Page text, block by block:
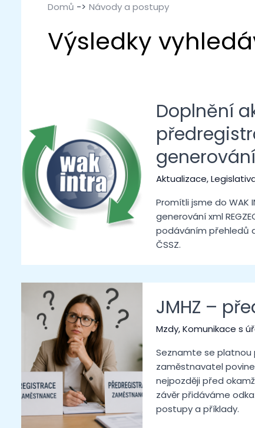
Domů Návody a postupy
Návody a
Doplnění
Aktualizace,
Promítli jsme do WAK
generování xml
podáváním přehledů
ČSSZ.
JMHZ –
Mzdy,Komunikace s
Seznamte se platnou
zaměstnavatel
nejpozději před
závěr přidáváme
postupy a příklady.